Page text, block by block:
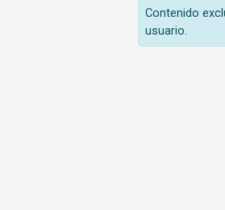
Contenido
usuario.